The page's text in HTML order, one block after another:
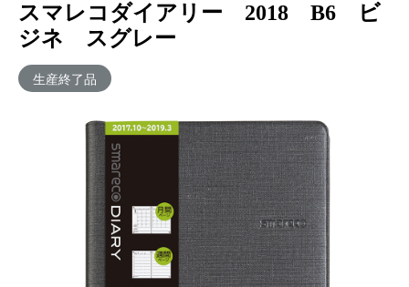
スマレコダイアリー 2018 B6 ビ
ジネ スグレー
生産終了品
ダイアリーに記入した内容をスマホの専用アプリ
に保存！アナログとデジタルの両方でスケジュー